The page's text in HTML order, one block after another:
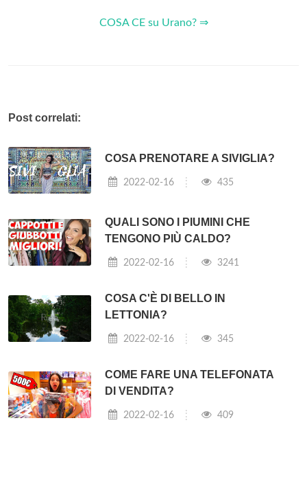
COSA CE su Urano? ⇒
Post correlati:
COSA PRENOTARE A SIVIGLIA?
2022-02-16 435
QUALI SONO I PIUMINI CHE
TENGONO PIÙ CALDO?
2022-02-16 3241
COSA C'È DI BELLO IN
LETTONIA?
2022-02-16 345
COME FARE UNA TELEFONATA
DI VENDITA?
2022-02-16 409